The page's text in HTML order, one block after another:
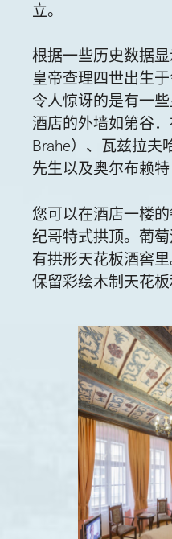
立。
根据一些历史数据
皇帝查理四世出生
令人惊讶的是有一
酒店的外墙如第谷
Brahe）、瓦兹拉夫
先生以及奥尔布赖特
您可以在酒店一楼
纪哥特式拱顶。葡
有拱形天花板酒窖
保留彩绘木制天花板